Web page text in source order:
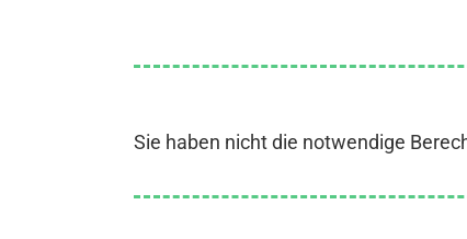
Sie haben nicht die notwendige